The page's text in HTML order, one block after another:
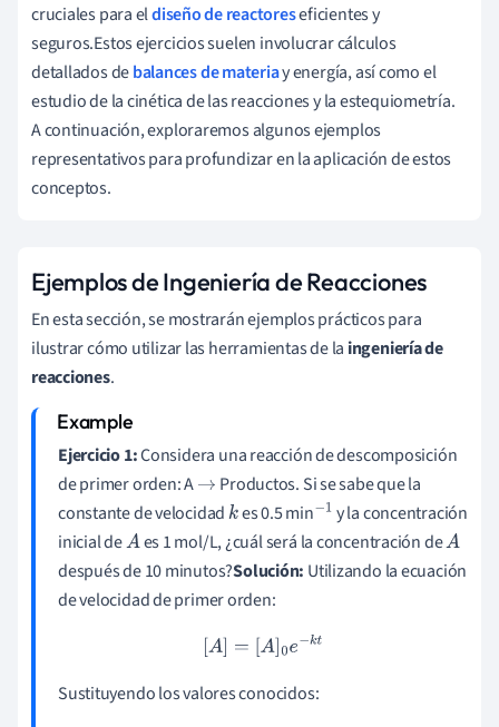
cruciales para eldiseño de reactoreseficientes y
seguros.Estos ejercicios suelen involucrar cálculos
detallados debalances de materiay energía, así como el
estudio de la cinética de las reacciones y la estequiometría.
A continuación, exploraremos algunos ejemplos
representativos para profundizar en la aplicación de estos
conceptos.
Ejemplos de Ingeniería de Reacciones
En esta sección, se mostrarán ejemplos prácticos para
ilustrar cómo utilizar las herramientas de la ingeniería de
reacciones.
Ejercicio 1:Considera una reacción de descomposición
de primer orden: A→ Productos. Si se sabe que la
constante de velocidadkes 0.5 min−1 y la concentración
inicial deA es 1 mol/L, ¿cuál será la concentración deA
después de 10 minutos?Solución: Utilizando la ecuación
de velocidad de primer orden:
[A ]=[ A]0e−kt
Sustituyendo los valores conocidos: